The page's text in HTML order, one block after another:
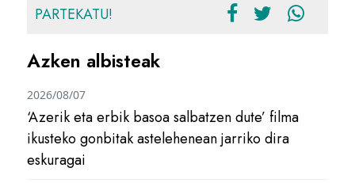
PARTEKATU!
Azken albisteak
‘Azerik eta erbik basoa salbatzen dute’ filma
ikusteko gonbitak astelehenean jarriko dira
eskuragai
2026/08/07